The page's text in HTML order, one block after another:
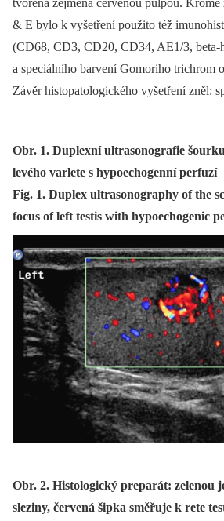
tvořena zejména červenou pulpou.
& E bylo k vyšetření použito též
(CD68, CD3, CD20, CD34, AE1/3,
a speciálního barvení Gomoriho trichrom
Závěr histopatologického vyšetření zněl:
Obr. 1. Duplexní ultrasonografie
levého varlete s hypoechogenní perfuzí
Fig. 1. Duplex ultrasonography of the
focus of left testis with hypoechogenic
Obr. 2. Histologický preparát: zelenou
sleziny, červená šipka směřuje k rete